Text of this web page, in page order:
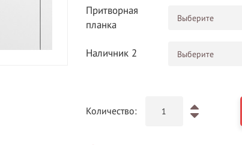
Притворная
планка
Наличник 2
Количество: